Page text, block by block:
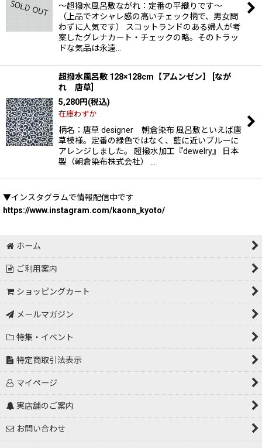
〜超撥水風呂敷ながれ：定番の平織りです〜
（上品でオシャレ感の高いチェック柄で、男女問
わずに人気です） スコットランドのある婦人が考
案したグレナカート・チェックの略。そのトラッ
ドな気品は永遠…
超撥水風呂敷 128×128cm【アムンゼン】
なが
れ 唐草
5,280円(税込)
在庫わずか
柄名：唐草 designer 朝倉染布 風呂敷といえば唐
草模様。定番の緑色ではなく、藍に近いブルーに
アレンジしました。 超撥水加工『dewelry』 日本
製（朝倉染布株式会社） …
▼インスタグラムで情報配信中です
https://www.instagram.com/kaonn_kyoto/
ホーム
ご利用案内
ショッピングカート
メールマガジン
特集・イベント
特定商取引法表示
マイページ
実店舗のご案内
お問い合わせ